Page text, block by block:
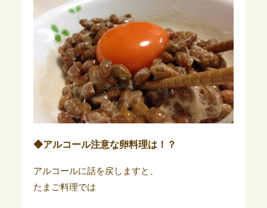
◆アルコール注意な卵料理は！？
アルコールに話を戻しますと、
たまご料理では